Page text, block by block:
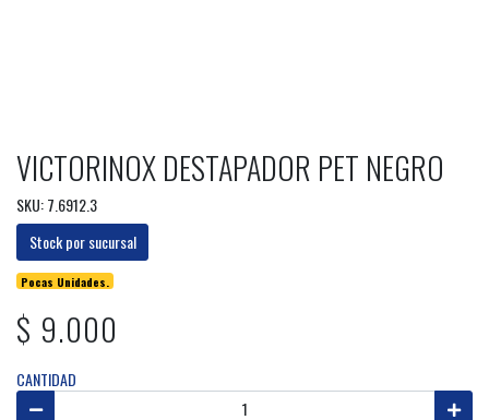
VICTORINOX DESTAPADOR PET NEGRO
SKU: 7.6912.3
Stock por sucursal
Pocas Unidades.
$ 9.000
CANTIDAD